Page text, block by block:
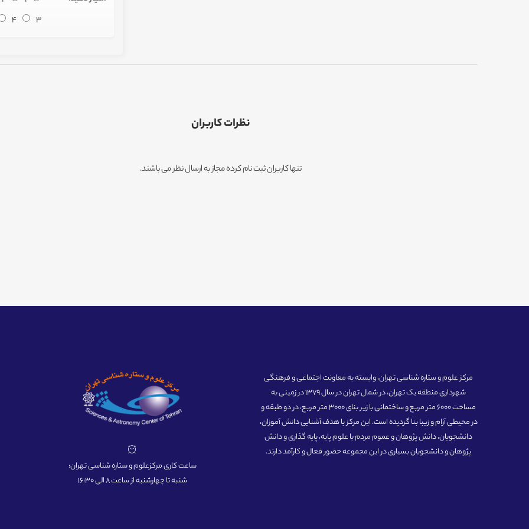
3
4
نظرات کاربران
تنها کاربران ثبت نام کرده مجاز به ارسال نظر می باشند.
مرکز علوم و ستاره شناسی تهران، وابسته به معاونت اجتماعی و فرهنگی
شهرداری منطقه یک تهران، در شمال تهران در سال 1379 در زمینی به
مساحت 6000 متر مربع و ساختمانی با زیر بنای 3000 متر مربع، در دو طبقه و
در محیطی آرام و زیبا بنا گردیده است. این مرکز با هدف آشنایی دانش آموزان،
دانشجویان، دانش پژوهان و عموم مردم با علوم پایه، پایه گذاری و دانش
پژوهان و دانشجویان بسیاری در این مجموعه حضور فعال و کارآمد دارند.
ساعت کاری مرکزعلوم و ستاره شناسی تهران:
شنبه تا چهارشنبه از ساعت 8 الی 16:30